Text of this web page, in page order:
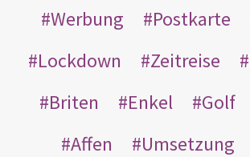
Werbung
Postkarte
Lockdown
Zeitreise
Briten
Enkel Golf
Affen
Umsetzung